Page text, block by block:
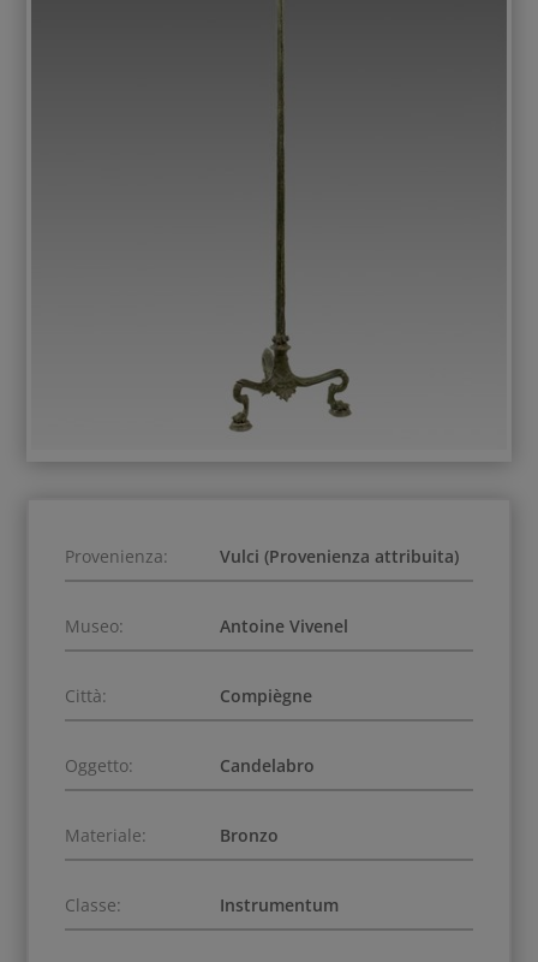
Provenienza: Vulci (Provenienza attribuita)
Museo: Antoine Vivenel
Città: Compiègne
Oggetto: Candelabro
Materiale: Bronzo
Classe: Instrumentum